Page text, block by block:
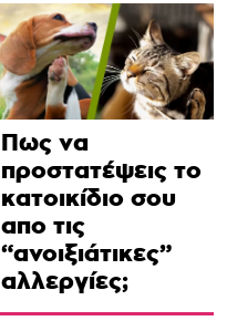
Πως να
προστατέψεις το
κατοικίδιο σου
απο τις
“ανοιξιάτικες”
αλλεργίες;